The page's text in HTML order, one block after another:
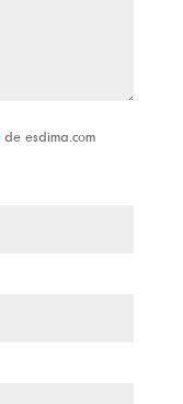
de esdima.com